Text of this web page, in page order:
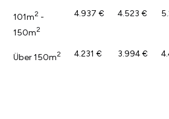
101m2 -
150m2
4.937 € 4.523 €
Über 150m2 4.231 € 3.994 €